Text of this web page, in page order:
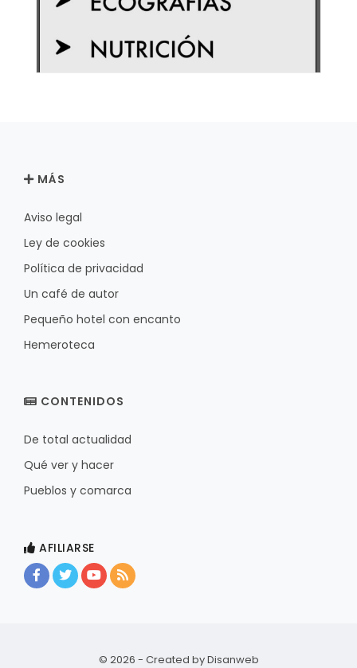
MÁS
Aviso legal
Ley de cookies
Política de privacidad
Un café de autor
Pequeño hotel con encanto
Hemeroteca
CONTENIDOS
De total actualidad
Qué ver y hacer
Pueblos y comarca
AFILIARSE
© 2026 - Created byDisanweb